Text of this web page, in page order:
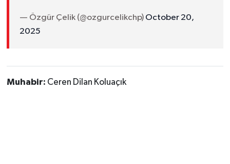
— Özgür Çelik (@ozgurcelikchp) October 20,
2025
Muhabir: Ceren Dilan Koluaçık